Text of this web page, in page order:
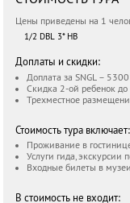
Цены приведены на 1
1/2 DBL 3* HB
Доплаты и скидки:
Доплата за SNGL – 5300
Скидка 2-ой ребенок
Трехместное
Стоимость тура включает:
Проживание в
Услуги гида, экскурсии
Входные билеты в музеи
В стоимость не входит: